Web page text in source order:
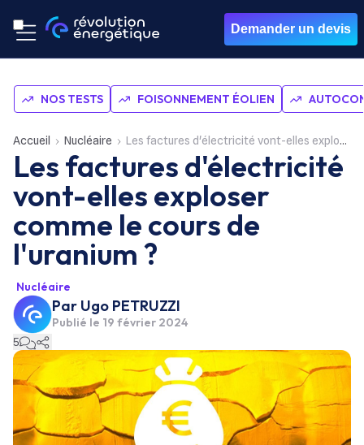
Demander un devis
NOS TESTS FOISONNEMENT ÉOLIEN
Accueil Nucléaire Les factures d'électricité vont-elles exploser comme le cours de l'uranium ?
Les factures d'électricité
vont-elles exploser
comme le cours de
l'uranium ?
Nucléaire
Par Ugo PETRUZZI
Publié le 19 février 2024
5